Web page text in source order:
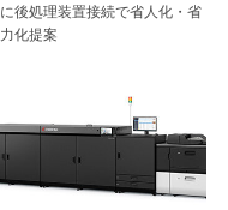
に後処理装置接続で省人化・省
力化提案